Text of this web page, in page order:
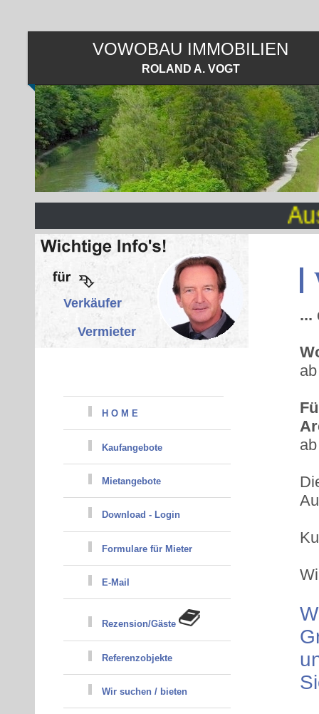
VOWOBAU IMMOBILIEN
ROLAND A. VOGT
...
H O M E
Kaufangebote
Mietangebote
Download - Login
Formulare für Mieter
E-Mail
Rezension/Gäste
Referenzobjekte
Wir suchen / bieten
Verkäufer
Vermieter